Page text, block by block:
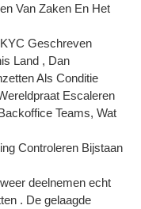
Van Zaken En Het
Geschreven
Land , Dan
Als Conditie
Escaleren
Teams, Wat
Controleren Bijstaan
deelnemen echt
. De gelaagde